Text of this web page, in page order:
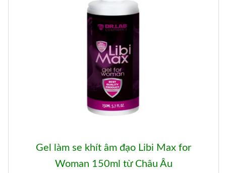
Gel làm se khít âm đạo Libi Max for
Woman 150ml từ Châu Âu